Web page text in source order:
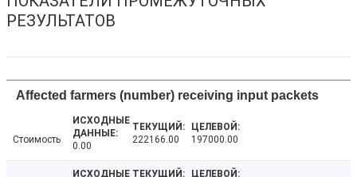
РЕЗУЛЬТАТОВ
Affected farmers (number) receiving input packets
Стоимость
0.00
222166.00 197000.00